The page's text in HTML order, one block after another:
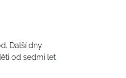
Další dny
od sedmi let